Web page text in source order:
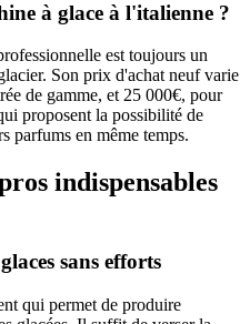
à glace à l'italienne ?
est toujours un
Son prix d'achat neuf varie
de gamme, et 25 000€, pour
proposent la possibilité de
parfums en même temps.
indispensables
sans efforts
qui permet de produire